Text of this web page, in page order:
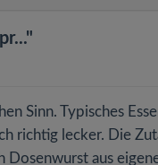
Sinn. Typisches
richtig lecker. Die
Dosenwurst aus